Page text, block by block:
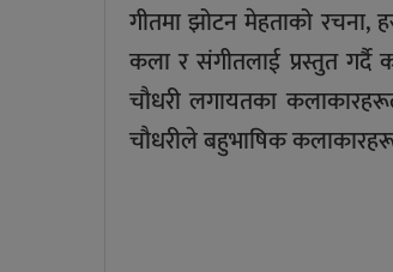
गीतमा झोटन मेहताको रचना,
कला र संगीतलाई प्रस्तुत गर्दै
चौधरी लगायतका
चौधरीले बहुभाषिक